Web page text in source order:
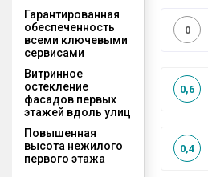
Гарантированная
обеспеченность
всеми ключевыми
сервисами
0
Витринное
остекление
фасадов первых
этажей вдоль улиц
0,6
Повышенная
высота нежилого
первого этажа
0,4